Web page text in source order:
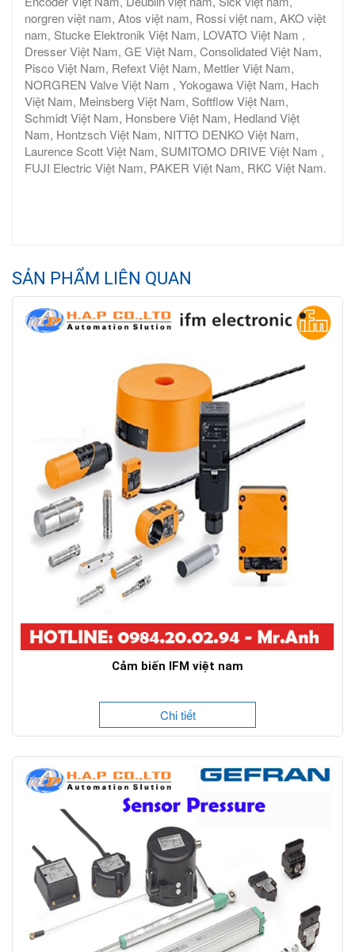
norgren việt nam, Atos việt nam, Rossi việt nam, AKO việt
nam, Stucke Elektronik Việt Nam, LOVATO Việt Nam ,
Dresser Việt Nam, GE Việt Nam, Consolidated Việt Nam,
Pisco Việt Nam, Refext Việt Nam, Mettler Việt Nam,
NORGREN Valve Việt Nam , Yokogawa Việt Nam, Hach
Việt Nam, Meinsberg Việt Nam, Softflow Việt Nam,
Schmidt Việt Nam, Honsbere Việt Nam, Hedland Việt
Nam, Hontzsch Việt Nam, NITTO DENKO Việt Nam,
Laurence Scott Việt Nam, SUMITOMO DRIVE Việt Nam ,
FUJI Electric Việt Nam, PAKER Việt Nam, RKC Việt Nam.
SẢN PHẨM LIÊN QUAN
Cảm biến IFM việt nam
Chi tiết